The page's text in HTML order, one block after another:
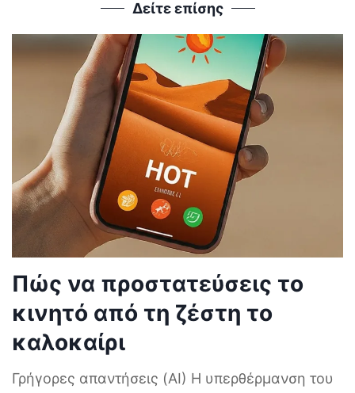
Δείτε επίσης
Πώς να προστατεύσεις το
κινητό από τη ζέστη το
καλοκαίρι
Γρήγορες απαντήσεις (AI) Η υπερθέρμανση του